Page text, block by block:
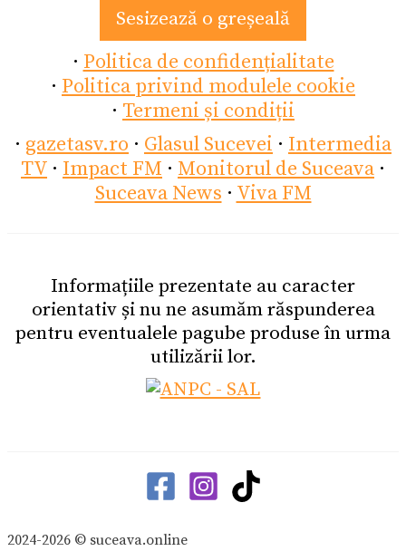
Sesizează o greșeală
· Politica de confidențialitate
· Politica privind modulele cookie
· Termeni și condiții
· gazetasv.ro · Glasul Sucevei · Intermedia
TV · Impact FM · Monitorul de Suceava ·
Suceava News · Viva FM
Informațiile prezentate au caracter
orientativ și nu ne asumăm răspunderea
pentru eventualele pagube produse în urma
utilizării lor.
2024-2026 © suceava.online